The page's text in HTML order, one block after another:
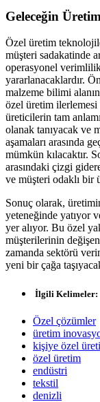
Geleceğin
Özel üretim
müşteri sadakatinde
operasyonel
yararlanacaklardır.
malzeme bilimi
özel üretim
üreticilerin tam
olanak tanıyacak ve
aşamaları arasında
mümkün kılacaktır.
arasındaki çizgi
ve müşteri odaklı bir
Sonuç olarak,
yeteneğinde yatıyor
yer alıyor. Bu özel
müşterilerinin
zamanda sektörü
yeni bir çağa
İlgili Kelimeler:
Özel çözümler
üretim
kişiye özel
özel üretim
endüstri
tekstil
denizli